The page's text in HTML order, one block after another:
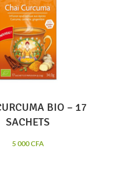
BIO – 17
SACHETS
5 000CFA